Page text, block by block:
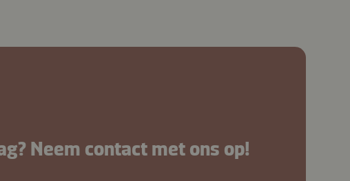
Neem contact met ons op!